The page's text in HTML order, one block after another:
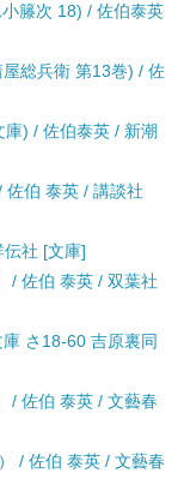
籐次 18) / 佐伯泰英
総兵衛 第13巻) / 佐
) / 佐伯泰英 / 新潮
佐伯 泰英 / 講談社
社 [文庫]
/ 佐伯 泰英 / 双葉社
さ18-60 吉原裏同
/ 佐伯 泰英 / 文藝春
/ 佐伯 泰英 / 文藝春